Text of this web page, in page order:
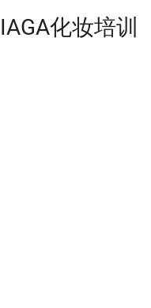
化妆培训